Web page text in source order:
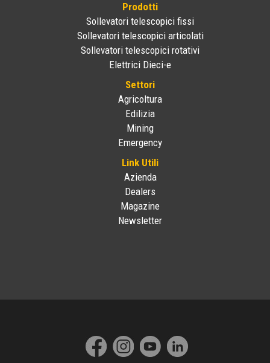
Prodotti
Sollevatori telescopici fissi
Sollevatori telescopici articolati
Sollevatori telescopici rotativi
Elettrici Dieci-e
Settori
Agricoltura
Edilizia
Mining
Emergency
Link Utili
Azienda
Dealers
Magazine
Newsletter